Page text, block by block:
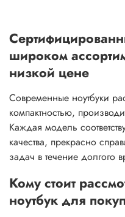
широком
низкой цене
Современные ноутбуки
компактностью,
Каждая модель
качества, прекрасно
задач в течение долгого
Кому стоит
ноутбук для